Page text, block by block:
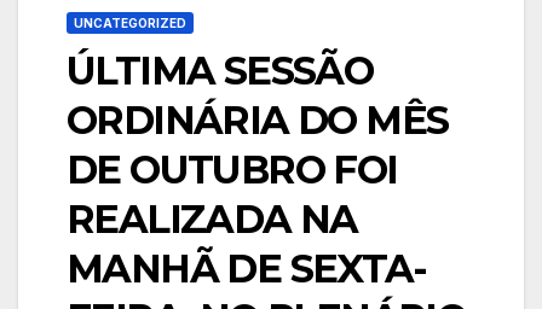
UNCATEGORIZED
ÚLTIMA SESSÃO
ORDINÁRIA DO MÊS
DE OUTUBRO FOI
REALIZADA NA
MANHÃ DE SEXTA-